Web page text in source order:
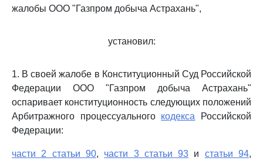
жалобы ООО "Газпром добыча Астрахань",
установил:
1. В своей жалобе в Конституционный Суд Российской
Федерации ООО "Газпром добыча Астрахань"
оспаривает конституционность следующих положений
Арбитражного процессуального кодекса Российской
Федерации:
части 2 статьи 90, части 3 статьи 93 и статьи 94,